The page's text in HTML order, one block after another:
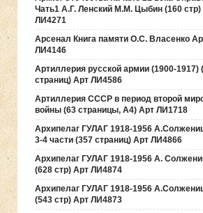
Чать1 А.Г. Ленский М.М. Цыбин (160 стр)
ЛИ4271
Арсенал Книга памяти О.С. Власенко
ЛИ4146
Артиллерия русской армии (1900-1917)
страниц) Арт ЛИ4586
Артиллерия СССР в период второй
войны (63 страницы, А4) Арт ЛИ1718
Архипелаг ГУЛАГ 1918-1956
3-4 части (357 страниц) Арт ЛИ4866
Архипелаг ГУЛАГ 1918-1956 А.
(628 стр) Арт ЛИ4874
Архипелаг ГУЛАГ 1918-1956
(543 стр) Арт ЛИ4873